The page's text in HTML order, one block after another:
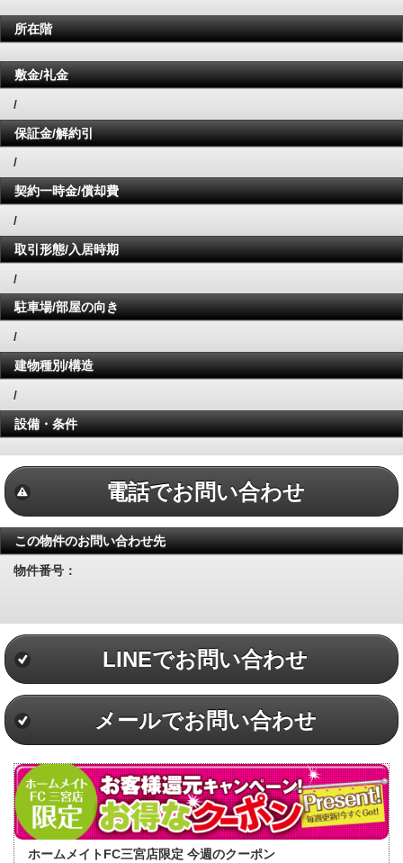
所在階
敷金/礼金
/
保証金/解約引
/
契約一時金/償却費
/
取引形態/入居時期
/
駐車場/部屋の向き
/
建物種別/構造
/
設備・条件
電話でお問い合わせ
この物件のお問い合わせ先
物件番号：
LINEでお問い合わせ
メールでお問い合わせ
ホームメイトFC三宮店限定 今週のクーポン